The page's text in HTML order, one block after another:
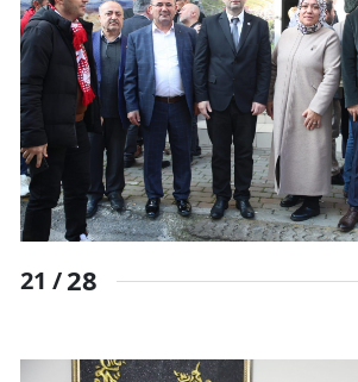
21 /28